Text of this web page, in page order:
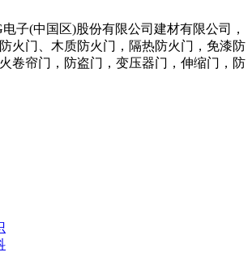
子(中国区)股份有限公司建材有限公司，
火门、木质防火门，隔热防火门，免漆防
卷帘门，防盗门，变压器门，伸缩门，防